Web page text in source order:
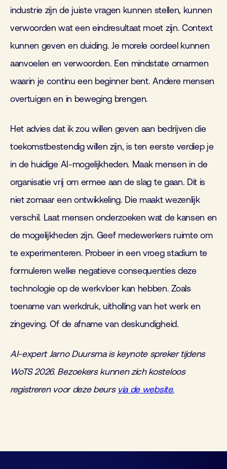
industrie zijn de juiste vragen kunnen stellen, kunnen
verwoorden wat een eindresultaat moet zijn. Context
kunnen geven en duiding. Je morele oordeel kunnen
aanvoelen en verwoorden. Een mindstate omarmen
waarin je continu een beginner bent. Andere mensen
overtuigen en in beweging brengen.
Het advies dat ik zou willen geven aan bedrijven die
toekomstbestendig willen zijn, is ten eerste verdiep je
in de huidige AI-mogelijkheden. Maak mensen in de
organisatie vrij om ermee aan de slag te gaan. Dit is
niet zomaar een ontwikkeling. Die maakt wezenlijk
verschil. Laat mensen onderzoeken wat de kansen en
de mogelijkheden zijn. Geef medewerkers ruimte om
te experimenteren. Probeer in een vroeg stadium te
formuleren welke negatieve consequenties deze
technologie op de werkvloer kan hebben. Zoals
toename van werkdruk, uitholling van het werk en
zingeving. Of de afname van deskundigheid.
AI-expert Jarno Duursma is keynote spreker tijdens
WoTS 2026. Bezoekers kunnen zich kosteloos
registreren voor deze beurs via de website.